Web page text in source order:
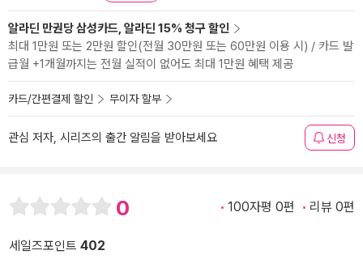
알라딘 만권당 삼성카드, 알라딘 15% 청구 할인
최대 1만원 또는 2만원 할인(전월 30만원 또는 60만원 이용 시) / 카드 발
급월 +1개월까지는 전월 실적이 없어도 최대 1만원 혜택 제공
카드/간편결제 할인 무이자 할부
관심 저자, 시리즈의 출간 알림을 받아보세요 신청
0 100자평 0편 리뷰 0편
세일즈포인트 402